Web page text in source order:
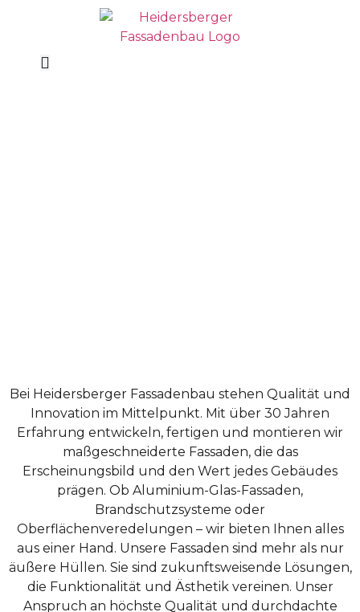
Bei Heidersberger Fassadenbau stehen Qualität und
Innovation im Mittelpunkt. Mit über 30 Jahren
Erfahrung entwickeln, fertigen und montieren wir
maßgeschneiderte Fassaden, die das
Erscheinungsbild und den Wert jedes Gebäudes
prägen. Ob Aluminium-Glas-Fassaden,
Brandschutzsysteme oder
Oberflächenveredelungen – wir bieten Ihnen alles
aus einer Hand. Unsere Fassaden sind mehr als nur
äußere Hüllen. Sie sind zukunftsweisende Lösungen,
die Funktionalität und Ästhetik vereinen. Unser
Anspruch an höchste Qualität und durchdachte